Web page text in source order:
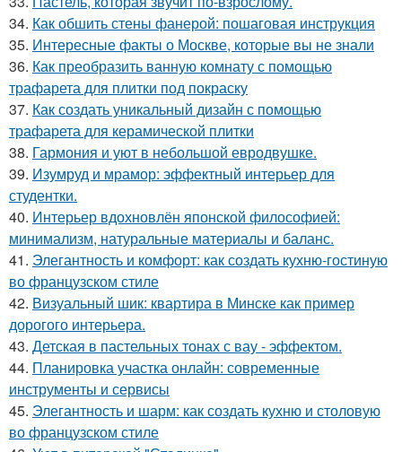
34. Как обшить стены фанерой: пошаговая инструкция
35. Интересные факты о Москве, которые вы не знали
36. Как преобразить ванную комнату с помощью
трафарета для плитки под покраску
37. Как создать уникальный дизайн с помощью
трафарета для керамической плитки
38. Гармония и уют в небольшой евродвушке.
39. Изумруд и мрамор: эффектный интерьер для
студентки.
40. Интерьер вдохновлён японской философией:
минимализм, натуральные материалы и баланс.
41. Элегантность и комфорт: как создать кухню-гостиную
во французском стиле
42. Визуальный шик: квартира в Минске как пример
дорогого интерьера.
43. Детская в пастельных тонах с вау - эффектом.
44. Планировка участка онлайн: современные
инструменты и сервисы
45. Элегантность и шарм: как создать кухню и столовую
во французском стиле